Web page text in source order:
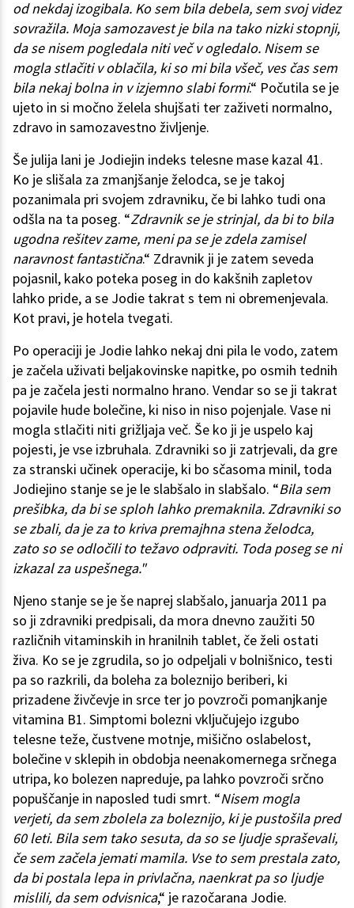
od nekdaj izogibala. Ko sem bila debela, sem svoj videz
sovražila. Moja samozavest je bila na tako nizki stopnji,
da se nisem pogledala niti več v ogledalo. Nisem se
mogla stlačiti v oblačila, ki so mi bila všeč, ves čas sem
bila nekaj bolna in v izjemno slabi formi.“ Počutila se je
ujeto in si močno želela shujšati ter zaživeti normalno,
zdravo in samozavestno življenje.
Še julija lani je Jodiejin indeks telesne mase kazal 41.
Ko je slišala za zmanjšanje želodca, se je takoj
pozanimala pri svojem zdravniku, če bi lahko tudi ona
odšla na ta poseg. “Zdravnik se je strinjal, da bi to bila
ugodna rešitev zame, meni pa se je zdela zamisel
naravnost fantastična.“ Zdravnik ji je zatem seveda
pojasnil, kako poteka poseg in do kakšnih zapletov
lahko pride, a se Jodie takrat s tem ni obremenjevala.
Kot pravi, je hotela tvegati.
Po operaciji je Jodie lahko nekaj dni pila le vodo, zatem
je začela uživati beljakovinske napitke, po osmih tednih
pa je začela jesti normalno hrano. Vendar so se ji takrat
pojavile hude bolečine, ki niso in niso pojenjale. Vase ni
mogla stlačiti niti grižljaja več. Še ko ji je uspelo kaj
pojesti, je vse izbruhala. Zdravniki so ji zatrjevali, da gre
za stranski učinek operacije, ki bo sčasoma minil, toda
Jodiejino stanje se je le slabšalo in slabšalo. “Bila sem
prešibka, da bi se sploh lahko premaknila. Zdravniki so
se zbali, da je za to kriva premajhna stena želodca,
zato so se odločili to težavo odpraviti. Toda poseg se ni
izkazal za uspešnega."
Njeno stanje se je še naprej slabšalo, januarja 2011 pa
so ji zdravniki predpisali, da mora dnevno zaužiti 50
različnih vitaminskih in hranilnih tablet, če želi ostati
živa. Ko se je zgrudila, so jo odpeljali v bolnišnico, testi
pa so razkrili, da boleha za boleznijo beriberi, ki
prizadene živčevje in srce ter jo povzroči pomanjkanje
vitamina B1. Simptomi bolezni vključujejo izgubo
telesne teže, čustvene motnje, mišično oslabelost,
bolečine v sklepih in obdobja neenakomernega srčnega
utripa, ko bolezen napreduje, pa lahko povzroči srčno
popuščanje in naposled tudi smrt. “Nisem mogla
verjeti, da sem zbolela za boleznijo, ki je pustošila pred
60 leti. Bila sem tako sesuta, da so se ljudje spraševali,
če sem začela jemati mamila. Vse to sem prestala zato,
da bi postala lepa in privlačna, naenkrat pa so ljudje
mislili, da sem odvisnica,“ je razočarana Jodie.